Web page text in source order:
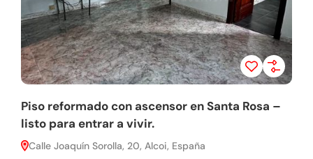
Piso reformado con ascensor en Santa Rosa –
listo para entrar a vivir.
Calle Joaquín Sorolla, 20, Alcoi, España